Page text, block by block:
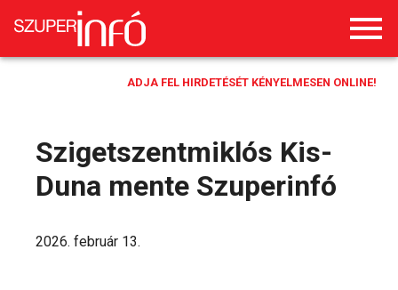
ADJA FEL HIRDETÉSÉT KÉNYELMESEN ONLINE!
Szigetszentmiklós Kis-
Duna mente Szuperinfó
2026. február 13.